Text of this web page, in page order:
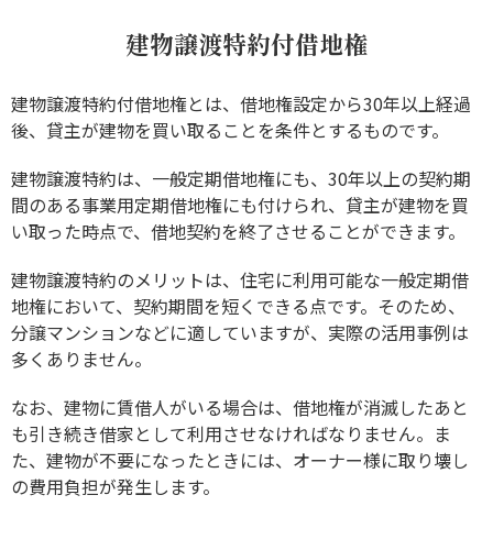
建物譲渡特約付借地権
建物譲渡特約付借地権とは、借地権設定から30年以上経過
後、貸主が建物を買い取ることを条件とするものです。
建物譲渡特約は、一般定期借地権にも、30年以上の契約期
間のある事業用定期借地権にも付けられ、貸主が建物を買
い取った時点で、借地契約を終了させることができます。
建物譲渡特約のメリットは、住宅に利用可能な一般定期借
地権において、契約期間を短くできる点です。そのため、
分譲マンションなどに適していますが、実際の活用事例は
多くありません。
なお、建物に賃借人がいる場合は、借地権が消滅したあと
も引き続き借家として利用させなければなりません。ま
た、建物が不要になったときには、オーナー様に取り壊し
の費用負担が発生します。